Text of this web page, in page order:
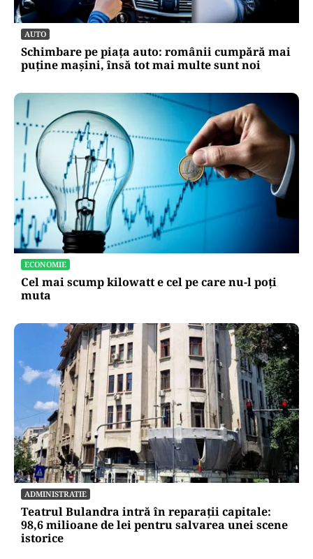
AUTO
Schimbare pe piața auto: românii cumpără mai
puține mașini, însă tot mai multe sunt noi
ECONOMIE
Cel mai scump kilowatt e cel pe care nu-l poți
muta
ADMINISTRATIE
Teatrul Bulandra intră în reparații capitale:
98,6 milioane de lei pentru salvarea unei scene
istorice